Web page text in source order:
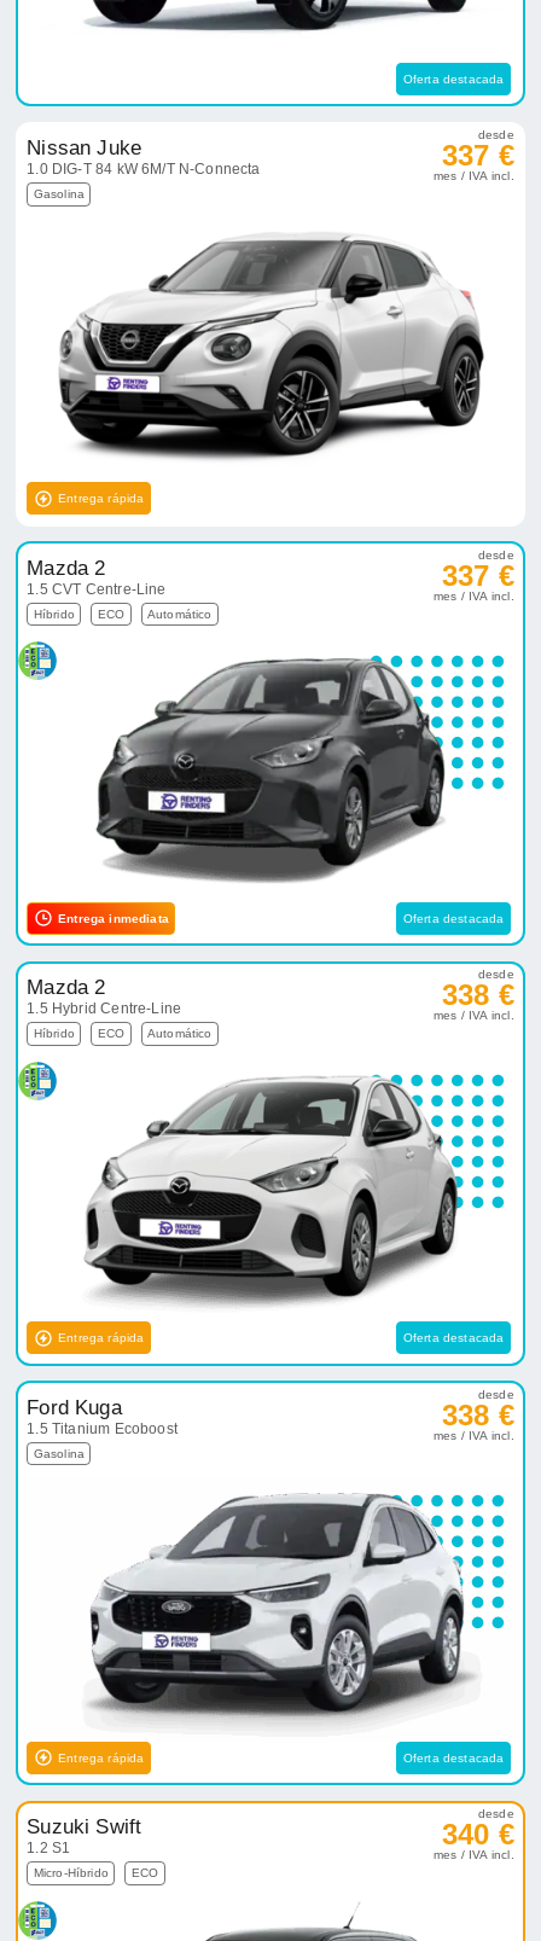
Oferta destacada
Nissan Juke
1.0 DIG-T 84 kW 6M/T N-Connecta
Gasolina
desde
337 €
mes / IVA incl.
Entrega rápida
Mazda 2
1.5 CVT Centre-Line
Híbrido ECO Automático
desde
337 €
mes / IVA incl.
Entrega inmediata Oferta destacada
Mazda 2
1.5 Hybrid Centre-Line
Híbrido ECO Automático
desde
338 €
mes / IVA incl.
Entrega rápida Oferta destacada
Ford Kuga
1.5 Titanium Ecoboost
Gasolina
desde
338 €
mes / IVA incl.
Entrega rápida Oferta destacada
Suzuki Swift
1.2 S1
Micro-Híbrido ECO
desde
340 €
mes / IVA incl.